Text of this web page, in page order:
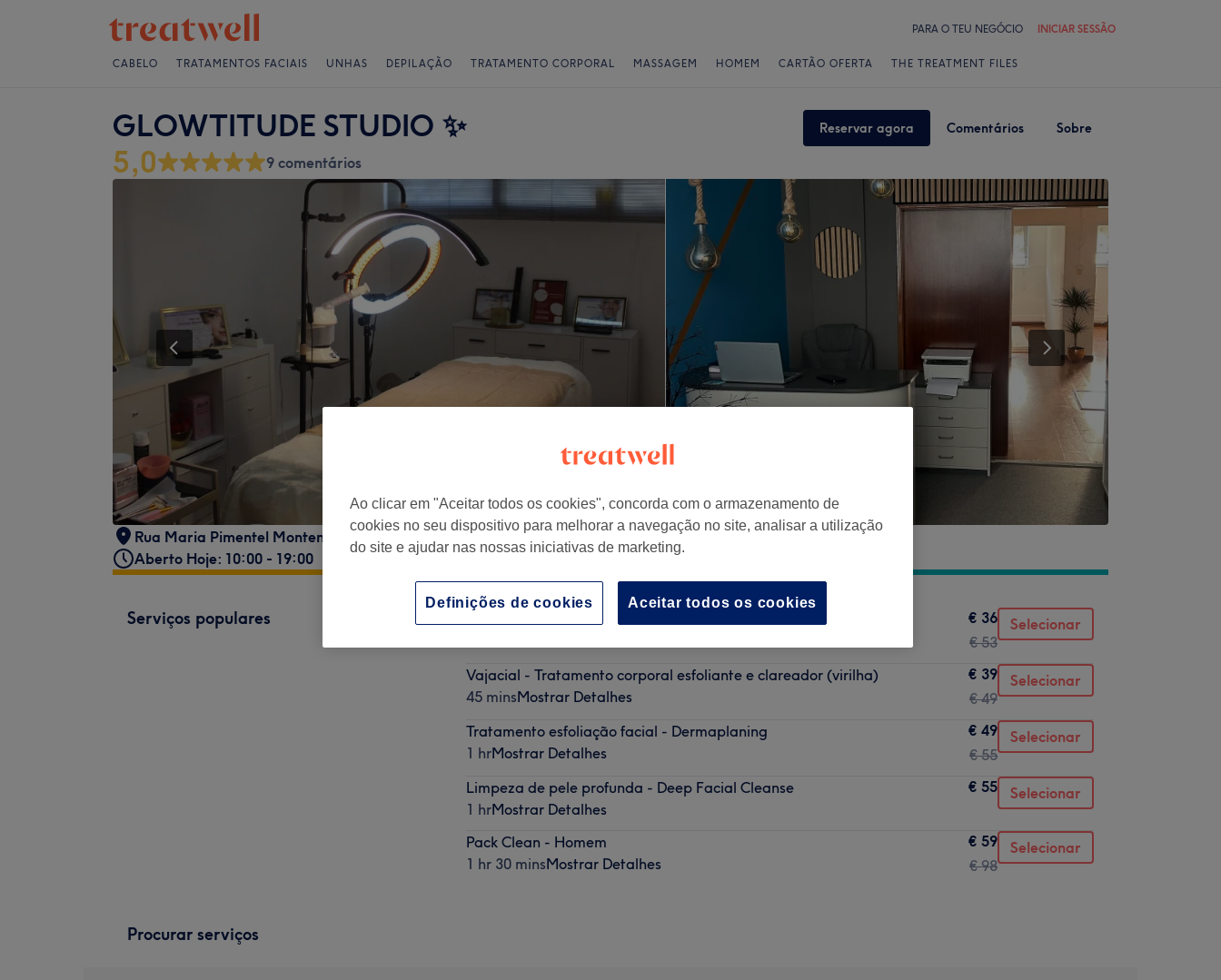
PARA O TEU NEGÓCIO INICIAR SESSÃO
CABELO TRATAMENTOS FACIAIS UNHAS DEPILAÇÃO TRATAMENTO CORPORAL MASSAGEM HOMEM CARTÃO OFERTA THE TREATMENT FILES
GLOWTITUDE STUDIO ✨ Reservar agora Comentários Sobre
5,0 9 comentários
Rua Maria Pimentel Montenegro, 5b, Benfica Lisboa, PT
Aberto Hoje: 10:00 - 19:00
Serviços populares
€ 36
€ 53
Selecionar
Vajacial - Tratamento corporal esfoliante e clareador (virilha)
45 minsMostrar Detalhes
€ 39
€ 49
Selecionar
Tratamento esfoliação facial - Dermaplaning
1 hrMostrar Detalhes
€ 49
€ 55
Selecionar
Limpeza de pele profunda - Deep Facial Cleanse
1 hrMostrar Detalhes
€ 55 Selecionar
Pack Clean - Homem
1 hr 30 minsMostrar Detalhes
€ 59
€ 98
Selecionar
Procurar serviços
Ao clicar em "Aceitar todos os cookies", concorda com o armazenamento de
cookies no seu dispositivo para melhorar a navegação no site, analisar a utilização
do site e ajudar nas nossas iniciativas de marketing.
Aceitar todos os cookies
Definições de cookies